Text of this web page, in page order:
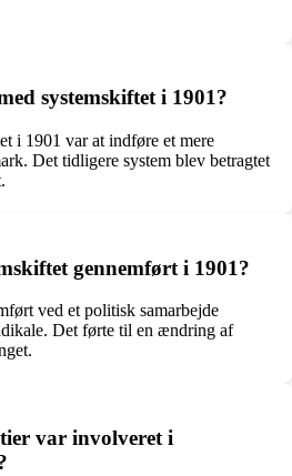
systemskiftet i 1901?
i 1901 var at indføre et mere
Det tidligere system blev betragtet
gennemført i 1901?
ved et politisk samarbejde
Det førte til en ændring af
var involveret i